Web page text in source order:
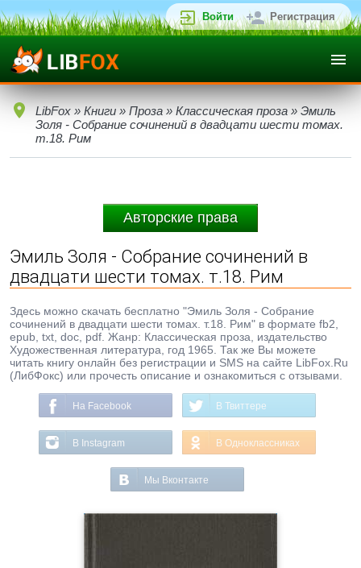
Войти Регистрация
LibFox » Книги » Проза » Классическая проза » Эмиль
Золя - Собрание сочинений в двадцати шести томах.
т.18. Рим
Авторские права
Эмиль Золя - Собрание сочинений в
двадцати шести томах. т.18. Рим
Здесь можно скачать бесплатно "Эмиль Золя - Собрание
сочинений в двадцати шести томах. т.18. Рим" в формате fb2,
epub, txt, doc, pdf. Жанр: Классическая проза, издательство
Художественная литература, год 1965. Так же Вы можете
читать книгу онлайн без регистрации и SMS на сайте LibFox.Ru
(ЛибФокс) или прочесть описание и ознакомиться с отзывами.
На Facebook В Твиттере
В Instagram В Одноклассниках
Мы Вконтакте